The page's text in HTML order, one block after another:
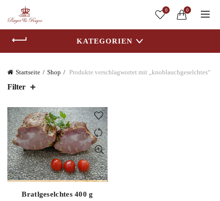
0 0
KATEGORIEN
Startseite Shop Produkte verschlagwortet mit „knoblauchgeselchtes“
Filter
Bratlgeselchtes 400 g